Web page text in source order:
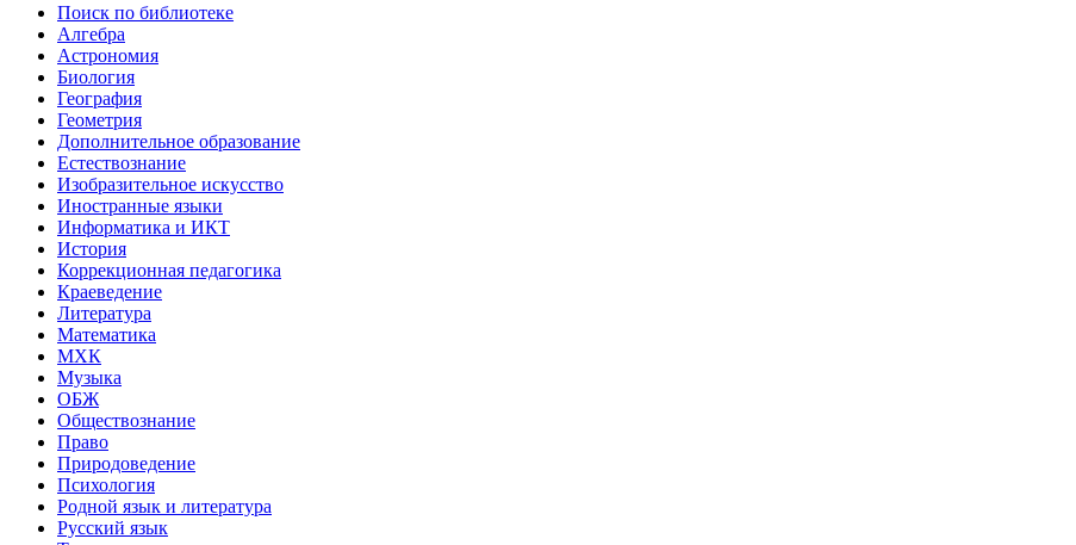
Поиск по библиотеке
Алгебра
Астрономия
Биология
География
Геометрия
Дополнительное образование
Естествознание
Изобразительное искусство
Иностранные языки
Информатика и ИКТ
История
Коррекционная педагогика
Краеведение
Литература
Математика
МХК
Музыка
ОБЖ
Обществознание
Право
Природоведение
Психология
Родной язык и литература
Русский язык